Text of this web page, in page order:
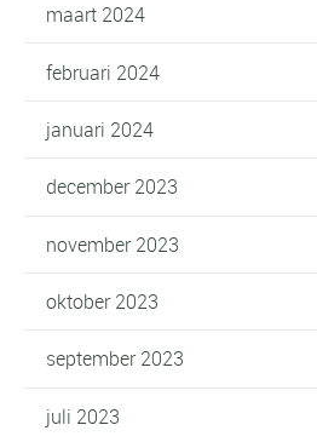
maart 2024
februari 2024
januari 2024
december 2023
november 2023
oktober 2023
september 2023
juli 2023